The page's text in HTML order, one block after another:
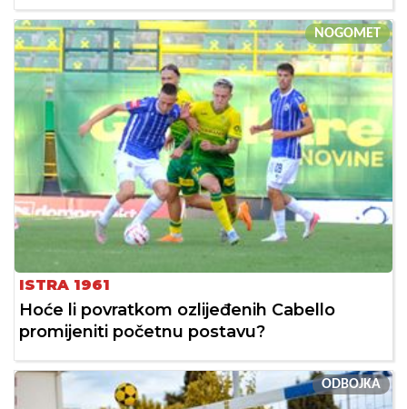
NOGOMET
ISTRA 1961
Hoće li povratkom ozlijeđenih Cabello
promijeniti početnu postavu?
ODBOJKA